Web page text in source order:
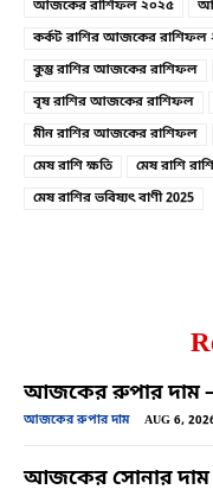
আজকের রাশিফল ২০২৫
কর্কট রাশির আজকের রাশিফল
কুম্ভ রাশির আজকের রাশিফল
বৃষ রাশির আজকের রাশিফল
মীন রাশির আজকের রাশিফল
মেষ রাশি ক্ষতি
মেষ রাশি
মেষ রাশির ভবিষ্যৎ বাণী 2025
আজকের রুপার দাম
আজকের রুপার দাম AUG 6,
আজকের সোনার